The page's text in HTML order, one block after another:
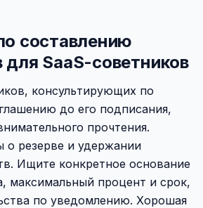
составлению
SaaS-советников
консультирующих по
до его подписания,
прочтения.
о резерве и удержании
Ищите конкретное основание
максимальный процент и срок,
по уведомлению. Хорошая